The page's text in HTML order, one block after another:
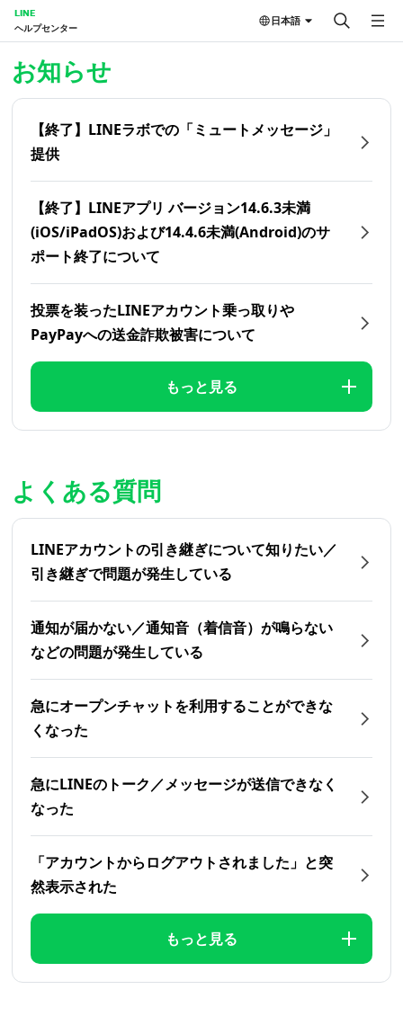
LINE
ヘルプセンター
日本語
お知らせ
【終了】LINEラボでの「ミュートメッセージ」
提供
【終了】LINEアプリ バージョン14.6.3未満
(iOS/iPadOS)および14.4.6未満(Android)のサ
ポート終了について
投票を装ったLINEアカウント乗っ取りや
PayPayへの送金詐欺被害について
もっと見る
よくある質問
LINEアカウントの引き継ぎについて知りたい／
引き継ぎで問題が発生している
通知が届かない／通知音（着信音）が鳴らない
などの問題が発生している
急にオープンチャットを利用することができな
くなった
急にLINEのトーク／メッセージが送信できなく
なった
「アカウントからログアウトされました」と突
然表示された
もっと見る